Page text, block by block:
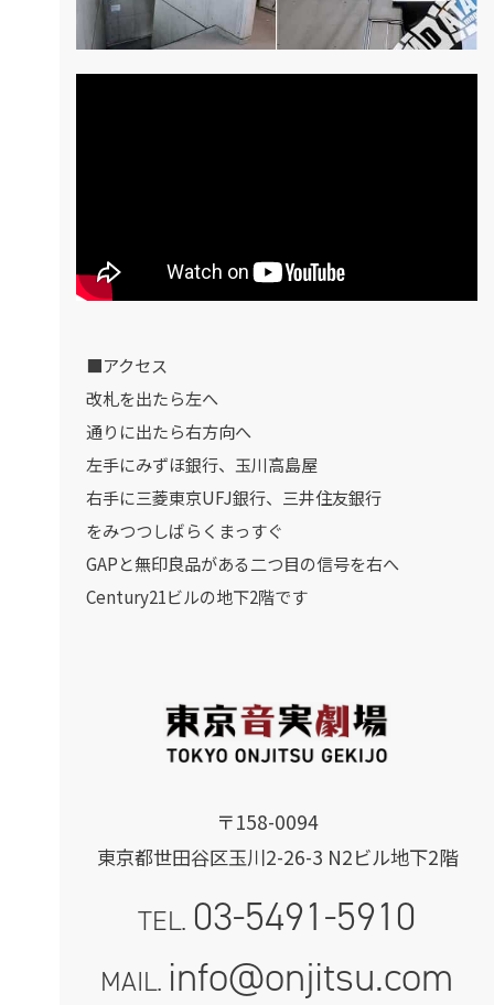
〒158-0094
東京都世田谷区玉川2-26-3 N2ビル地下2階
TEL. 03-5491-5910
MAIL. info@onjitsu.com
■アクセス
改札を出たら左へ
通りに出たら右方向へ
左手にみずほ銀行、玉川高島屋
右手に三菱東京UFJ銀行、三井住友銀行
をみつつしばらくまっすぐ
GAPと無印良品がある二つ目の信号を右へ
Century21ビルの地下2階です